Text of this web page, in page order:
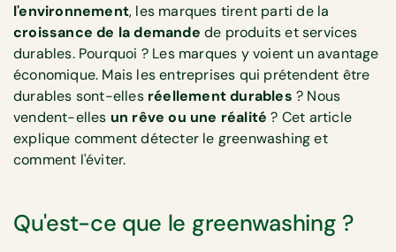
l'environnement, les marques tirent parti de la
croissance de la demande de produits et services
durables. Pourquoi ? Les marques y voient un avantage
économique. Mais les entreprises qui prétendent être
durables sont-elles réellement durables ? Nous
vendent-elles un rêve ou une réalité ? Cet article
explique comment détecter le greenwashing et
comment l'éviter.
Qu'est-ce que le greenwashing ?